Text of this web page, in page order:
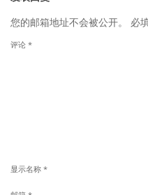
您的邮箱地址不会被公开。
必
评论 *
显示名称 *